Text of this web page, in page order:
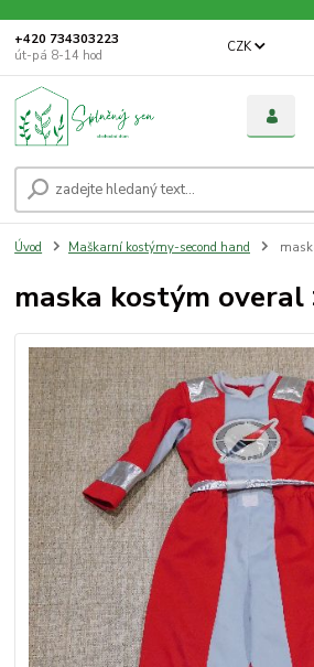
CZK
+420 734303223
út-pá 8-14 hod
Úvod Maškarní kostýmy-second hand
maska kostým overal